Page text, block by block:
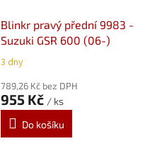
Blinkr pravý přední 9983 -
Suzuki GSR 600 (06-)
3 dny
789,26 Kč bez DPH
955 Kč / ks
Do košíku